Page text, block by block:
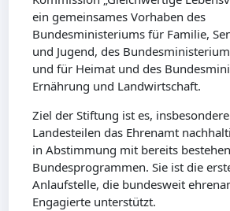
ein gemeinsames Vorhaben des
Bundesministeriums für Familie,
und Jugend, des
und für Heimat und des
Ernährung und Landwirtschaft.
Ziel der Stiftung ist es,
Landesteilen das Ehrenamt
in Abstimmung mit bereits
Bundesprogrammen. Sie ist die
Anlaufstelle, die bundesweit
Engagierte unterstützt.